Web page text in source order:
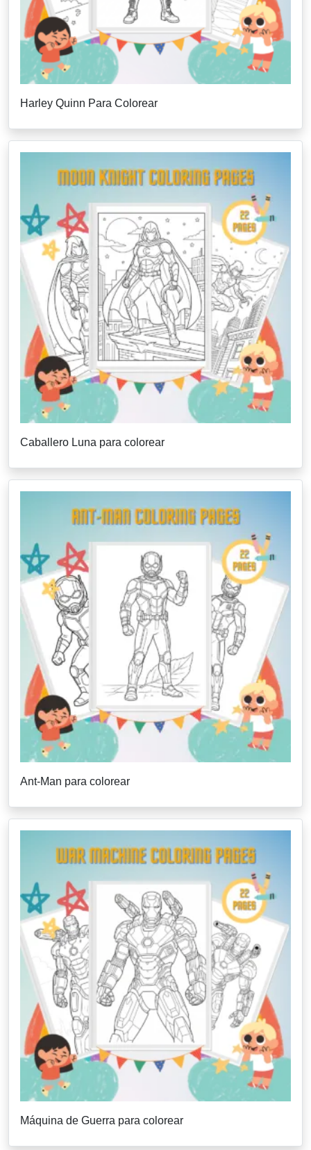
Harley Quinn Para Colorear
Caballero Luna para colorear
Ant-Man para colorear
Máquina de Guerra para colorear